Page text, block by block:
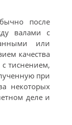
после
валами с
или
качества
тиснением,
при
некоторых
деле и